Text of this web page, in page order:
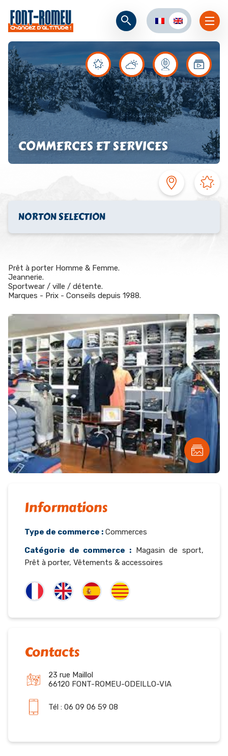
COMMERCES ET SERVICES
NORTON SELECTION
Prêt à porter Homme & Femme.
Jeannerie.
Sportwear / ville / détente.
Marques - Prix - Conseils depuis 1988.
Informations
Type de commerce : Commerces
Catégorie de commerce : Magasin de sport,
Prêt à porter, Vêtements & accessoires
Contacts
23 rue Maillol
66120 FONT-ROMEU-ODEILLO-VIA
Tél : 06 09 06 59 08